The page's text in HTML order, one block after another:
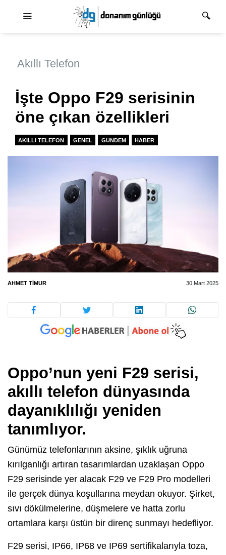
Akıllı Telefon
İşte Oppo F29 serisinin
öne çıkan özellikleri
AKILLI TELEFON GENEL GUNDEM HABER
AHMET TIMUR 30 Mart 2025
Oppo’nun yeni F29 serisi,
akıllı telefon dünyasında
dayanıklılığı yeniden
tanımlıyor.
Günümüz telefonlarının aksine, şıklık uğruna
kırılganlığı artıran tasarımlardan uzaklaşan Oppo
F29 serisinde yer alacak F29 ve F29 Pro modelleri
ile gerçek dünya koşullarına meydan okuyor. Şirket,
sıvı dökülmelerine, düşmelere ve hatta zorlu
ortamlara karşı üstün bir direnç sunmayı hedefliyor.
F29 serisi, IP66, IP68 ve IP69 sertifikalarıyla toza,